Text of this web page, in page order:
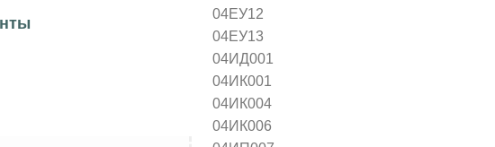
04ЕУ12
04ЕУ13
04ИД001
04ИК001
04ИК004
04ИК006